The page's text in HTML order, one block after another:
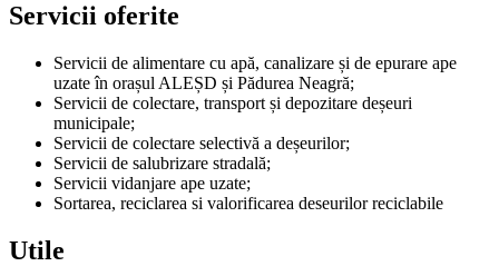
Servicii oferite
Servicii de alimentare cu apă, canalizare și de epurare ape
uzate în orașul ALEȘD și Pădurea Neagră;
Servicii de colectare, transport și depozitare deșeuri
municipale;
Servicii de colectare selectivă a deșeurilor;
Servicii de salubrizare stradală;
Servicii vidanjare ape uzate;
Sortarea, reciclarea si valorificarea deseurilor reciclabile
Utile